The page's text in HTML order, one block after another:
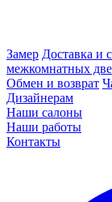
Замер Доставка и
межкомнатных
Обмен и возврат
Дизайнерам
Наши салоны
Наши работы
Контакты